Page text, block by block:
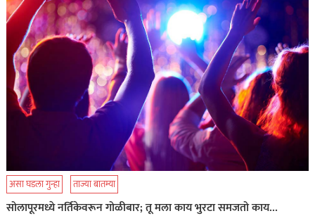
असा घडला गुन्हा ताज्या बातम्या
सोलापूरमध्ये नर्तिकेवरून गोळीबार; तू मला काय भुरटा समजतो काय…